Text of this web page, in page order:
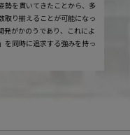
勢を貫いてきたことから、多
取り揃えることが可能になっ
発がかのうであり、これによ
を同時に追求する強みを持っ